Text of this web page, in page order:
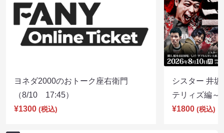
ヨネダ2000のおトーク座右衛門
（8/10 17:45）
¥1300 (税込)
シスター 井
テリィズ編
¥1800 (税込)